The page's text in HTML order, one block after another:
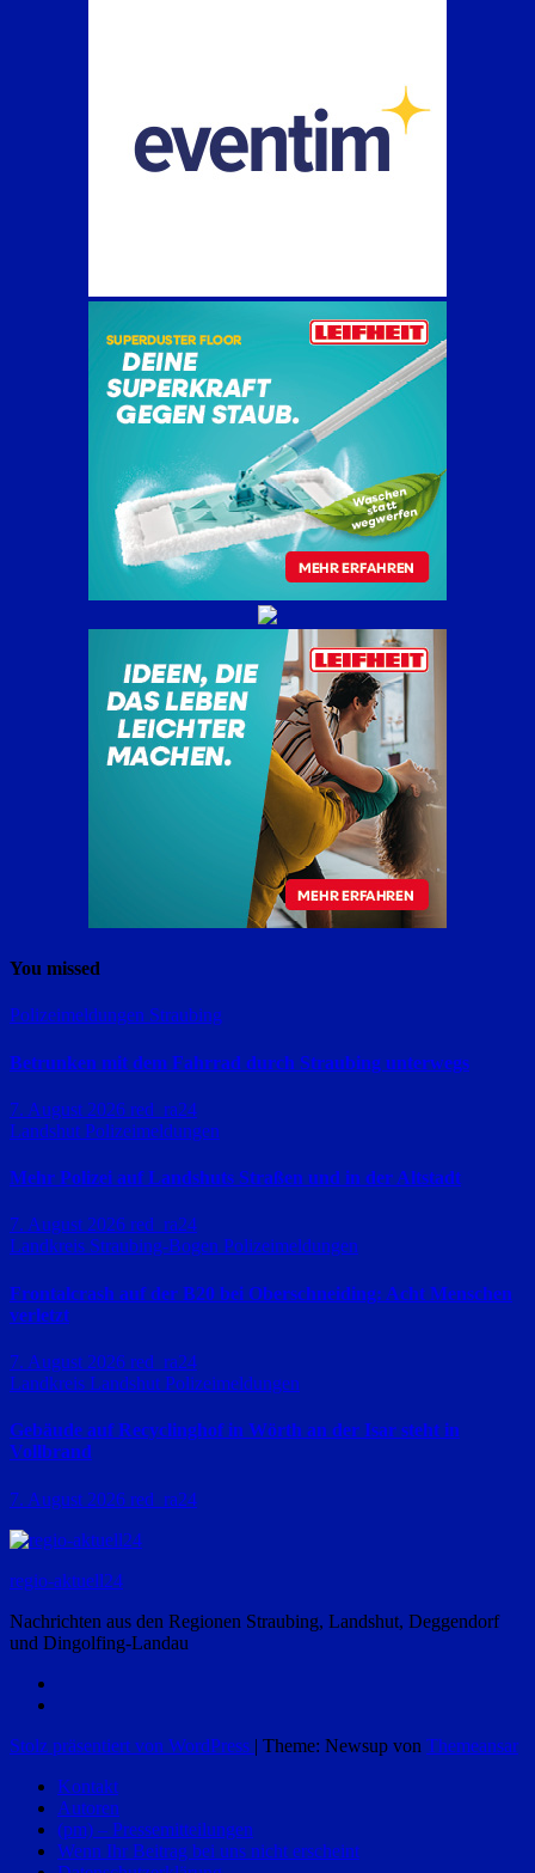
You missed
Polizeimeldungen Straubing
Betrunken mit dem Fahrrad durch Straubing unterwegs
7. August 2026 red_ra24
Landshut Polizeimeldungen
Mehr Polizei auf Landshuts Straßen und in der Altstadt
7. August 2026 red_ra24
Landkreis Straubing-Bogen Polizeimeldungen
Frontalcrash auf der B20 bei Oberschneiding: Acht Menschen
verletzt
7. August 2026 red_ra24
Landkreis Landshut Polizeimeldungen
Gebäude auf Recyclinghof in Wörth an der Isar steht in
Vollbrand
7. August 2026 red_ra24
regio-aktuell24
Nachrichten aus den Regionen Straubing, Landshut, Deggendorf
und Dingolfing-Landau
Stolz präsentiert von WordPress | Theme: Newsup von Themeansar
Kontakt
Autoren
(pm) – Pressemitteilungen
Wenn Ihr Beitrag bei uns nicht erscheint